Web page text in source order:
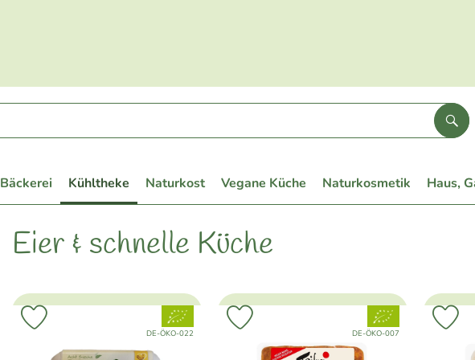
Bäckerei Kühltheke Naturkost Vegane Küche Naturkosmetik Haus,
Eier & schnelle Küche
, Verband:
, Kontrollstelle:
DE-ÖKO-022
Produkt zu Favouriten hinzufügen
, Verband:
, Kontrollstelle:
DE-ÖKO-007
Produkt zu Favouriten hinzufügen